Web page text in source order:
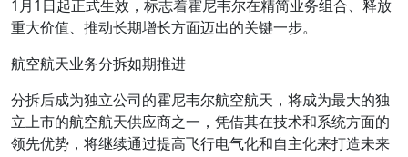
1月1日起正式生效，标志着霍尼韦尔在精简业务组合、释放
重大价值、推动长期增长方面迈出的关键一步。
航空航天业务分拆如期推进
分拆后成为独立公司的霍尼韦尔航空航天，将成为最大的独
立上市的航空航天供应商之一，凭借其在技术和系统方面的
领先优势，将继续通过提高飞行电气化和自主化来打造未来